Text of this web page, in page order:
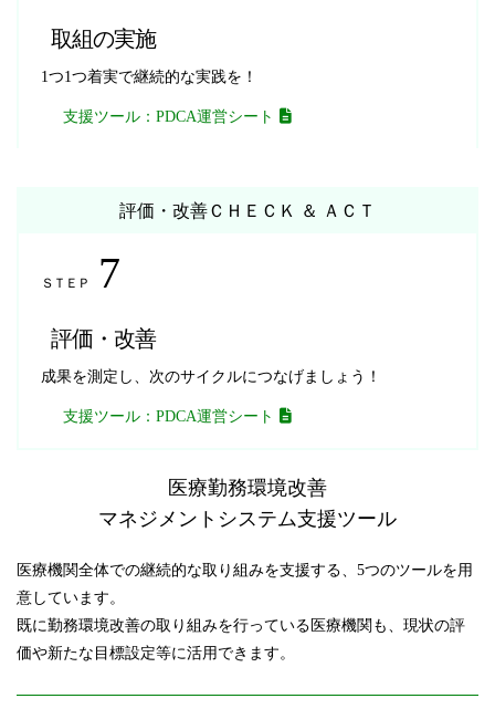
取組の実施
1つ1つ着実で継続的な実践を！
支援ツール：PDCA運営シート
評価・改善ＣＨＥＣＫ ＆ ＡＣＴ
ＳＴＥＰ 7
評価・改善
成果を測定し、次のサイクルにつなげましょう！
支援ツール：PDCA運営シート
医療勤務環境改善
マネジメントシステム支援ツール
医療機関全体での継続的な取り組みを支援する、5つのツールを用
意しています。
既に勤務環境改善の取り組みを行っている医療機関も、現状の評
価や新たな目標設定等に活用できます。